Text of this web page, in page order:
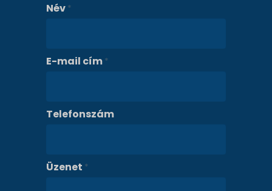
Név *
E-mail cím *
Telefonszám
Üzenet *